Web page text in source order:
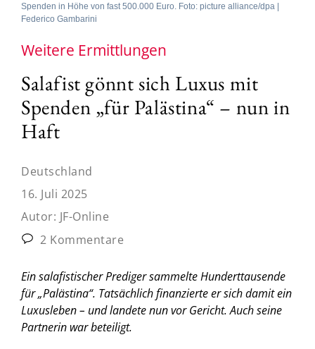
Spenden in Höhe von fast 500.000 Euro. Foto: picture alliance/dpa |
Federico Gambarini
Weitere Ermittlungen
Salafist gönnt sich Luxus mit
Spenden „für Palästina“ – nun in
Haft
Deutschland
16. Juli 2025
Autor: JF-Online
2 Kommentare
Ein salafistischer Prediger sammelte Hunderttausende
für „Palästina“. Tatsächlich finanzierte er sich damit ein
Luxusleben – und landete nun vor Gericht. Auch seine
Partnerin war beteiligt.